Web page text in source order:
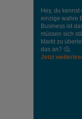
Hey, du
einzige wahre
Business ist
müssen sich
Markt zu
das an? 🤔.
Jetzt